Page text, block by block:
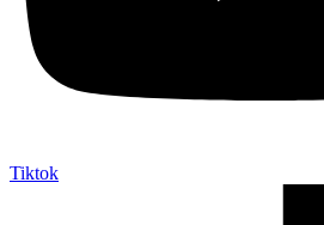
Tiktok